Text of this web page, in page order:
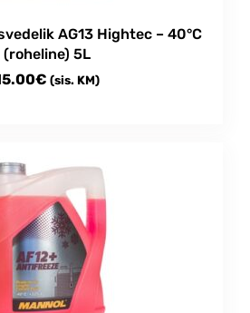
AG13 Hightec – 40°C
(roheline) 5L
€ (sis. KM)